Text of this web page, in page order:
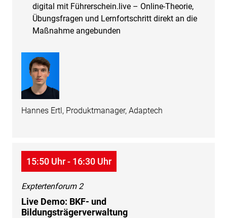
digital mit Führerschein.live – Online-Theorie,
Übungsfragen und Lernfortschritt direkt an die
Maßnahme angebunden
Hannes Ertl, Produktmanager, Adaptech
15:50 Uhr - 16:30 Uhr
Exptertenforum 2
Live Demo: BKF- und
Bildungsträgerverwaltung